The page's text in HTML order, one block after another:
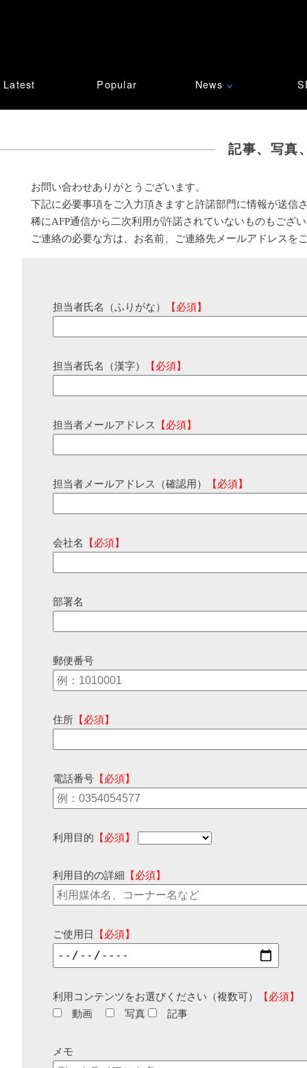
Latest Popular News ∨
記事、写真
お問い合わせありがとうございます。
下記に必要事項をご入力頂きますと許諾部門に情報が送信
稀にAFP通信から二次利用が許諾されていないものもござ
ご連絡の必要な方は、お名前、ご連絡先メールアドレスを
担当者氏名（ふりがな） 【必須】
担当者氏名（漢字） 【必須】
担当者メールアドレス 【必須】
担当者メールアドレス（確認用） 【必須】
会社名 【必須】
部署名
郵便番号
住所 【必須】
電話番号 【必須】
利用目的 【必須】
利用目的の詳細 【必須】
ご使用日 【必須】
利用コンテンツをお選びください（複数可）
【必須】
動画
写真 記事
メモ